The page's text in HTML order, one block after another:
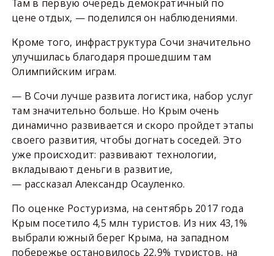
Там в первую очередь демократичный по
цене отдых, — поделился он наблюдениями.
Кроме того, инфраструктура Сочи значительно
улучшилась благодаря прошедшим там
Олимпийским играм.
— В Сочи лучше развита логистика, набор услуг
там значительно больше. Но Крым очень
динамично развивается и скоро пройдет этапы
своего развития, чтобы догнать соседей. Это
уже происходит: развивают технологии,
вкладывают деньги в развитие,
— рассказал Александр Осауленко.
По оценке Ростуризма, на сентябрь 2017 года
Крым посетило 4,5 млн туристов. Из них 43,1%
выбрали южный берег Крыма, на западном
побережье остановилось 22,9% туристов, на